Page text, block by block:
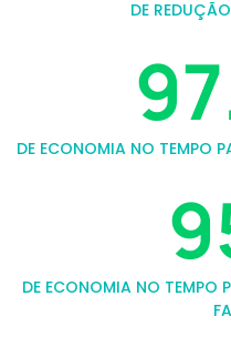
DE
DE ECONOMIA NO TEMPO
DE ECONOMIA NO TEMPO